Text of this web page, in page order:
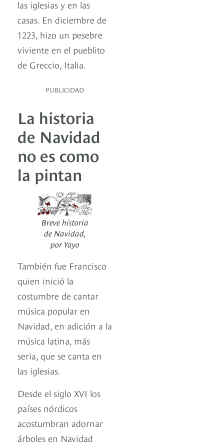
las iglesias y en las
casas. En diciembre de
1223, hizo un pesebre
viviente en el pueblito
de Greccio, Italia.
PUBLICIDAD
La historia
de Navidad
no es como
la pintan
Breve historia
de Navidad,
por Yayo
También fue Francisco
quien inició la
costumbre de cantar
música popular en
Navidad, en adición a la
música latina, más
seria, que se canta en
las iglesias.
Desde el siglo XVI los
países nórdicos
acostumbran adornar
árboles en Navidad